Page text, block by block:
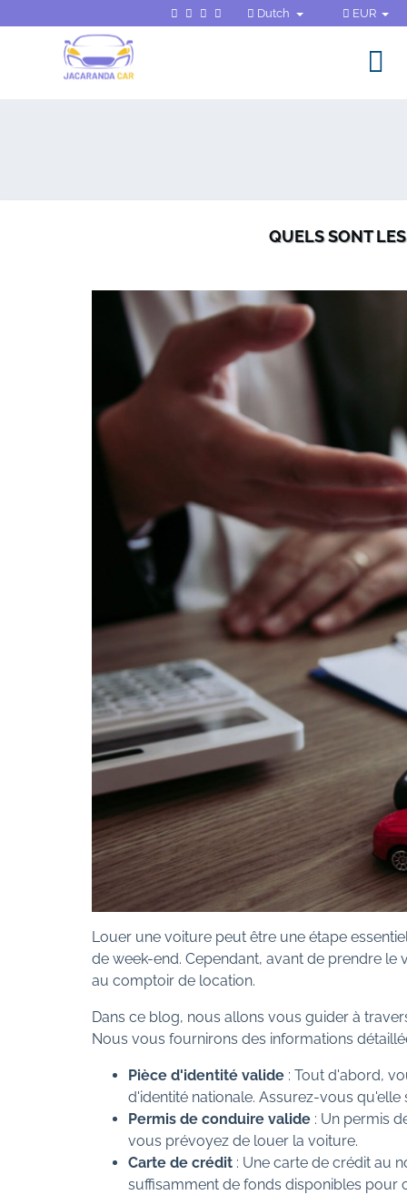
Dutch EUR
QUELS SONT
Louer une voiture peut être une étape
de week-end. Cependant, avant de prendre
au comptoir de location.
Dans ce blog, nous allons vous guider à
Nous vous fournirons des informations
Pièce d'identité valide : Tout d'abord,
d'identité nationale. Assurez-vous
Permis de conduire valide : Un permis
vous prévoyez de louer la voiture.
Carte de crédit : Une carte de crédit au
suffisamment de fonds disponibles pour